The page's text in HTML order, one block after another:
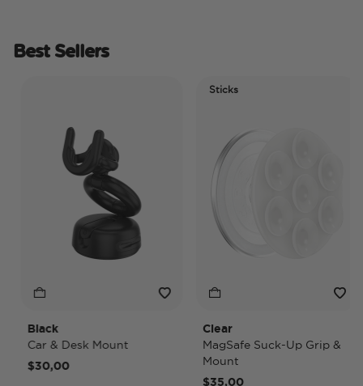
Best Sellers
Black
Car & Desk Mount
$30,00
Sticks
Clear
MagSafe Suck-Up Grip &
Mount
$35,00